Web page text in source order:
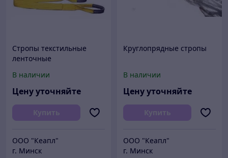
Стропы текстильные
ленточные
В наличии
Цену уточняйте
Купить
ООО "Кеапл"
г. Минск
Круглопрядные стропы
В наличии
Цену уточняйте
Купить
ООО "Кеапл"
г. Минск